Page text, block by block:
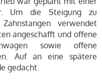
Um die Steigung zu
verwendet
angeschafft und offene
sowie offene
Auf an eine spätere
gedacht.